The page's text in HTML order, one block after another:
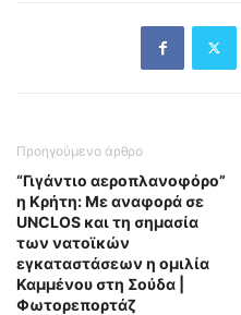
Προηγούμενο άρθρο
“Γιγάντιο αεροπλανοφόρο”
η Κρήτη: Με αναφορά σε
UNCLOS και τη σημασία
των νατοϊκών
εγκαταστάσεων η ομιλία
Καμμένου στη Σούδα |
Φωτορεπορτάζ